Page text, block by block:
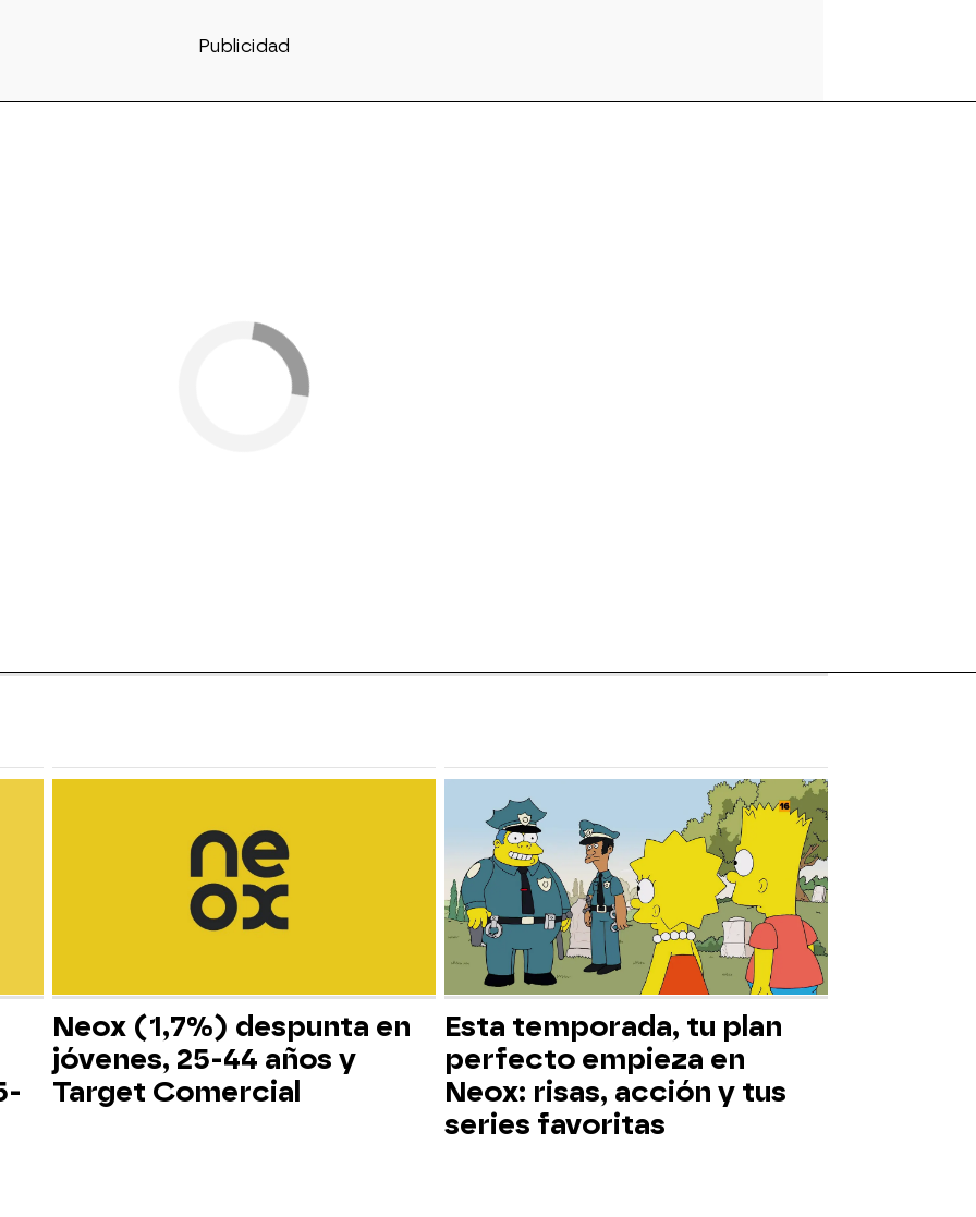
Neox (1,7%) despunta en
jóvenes, 25-44 años y
Target Comercial
Esta temporada, tu plan
perfecto empieza en
Neox: risas, acción y tus
series favoritas